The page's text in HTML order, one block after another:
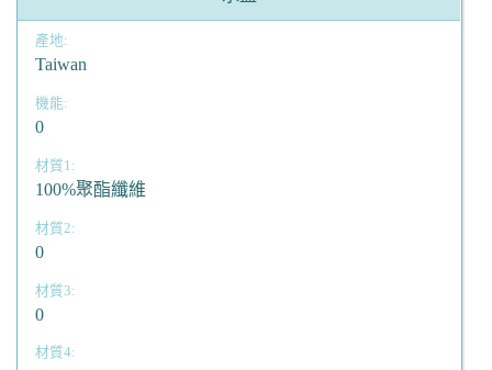
Taiwan
0
100%聚酯纖維
0
0